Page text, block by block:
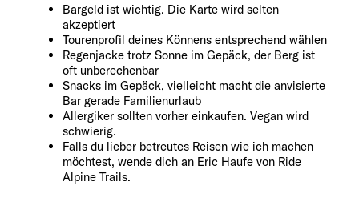
Bargeld ist wichtig. Die Karte wird selten
akzeptiert
Tourenprofil deines Könnens entsprechend wählen
⁠Regenjacke trotz Sonne im Gepäck, der Berg ist
oft unberechenbar
Snacks im Gepäck, vielleicht macht die anvisierte
Bar gerade Familienurlaub
Allergiker sollten vorher einkaufen. Vegan wird
schwierig.
Falls du lieber betreutes Reisen wie ich machen
möchtest, wende dich an Eric Haufe von Ride
Alpine Trails.